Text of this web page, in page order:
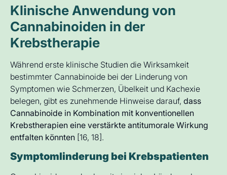
Klinische Anwendung von
Cannabinoiden in der
Krebstherapie
Während erste klinische Studien die Wirksamkeit
bestimmter Cannabinoide bei der Linderung von
Symptomen wie Schmerzen, Übelkeit und Kachexie
belegen, gibt es zunehmende Hinweise darauf, dass
Cannabinoide in Kombination mit konventionellen
Krebstherapien eine verstärkte antitumorale Wirkung
entfalten könnten [16, 18].
Symptomlinderung bei Krebspatienten